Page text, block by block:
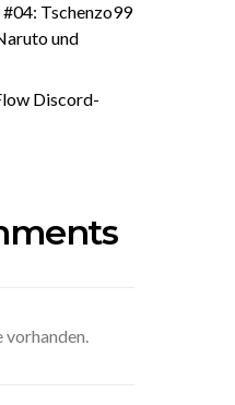
Tschenzo99
und
Discord-
vorhanden.